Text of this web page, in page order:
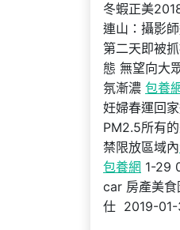
冬蝦正美
連山：攝影
第二天即被
態 無望向大
氛漸濃 包養
妊婦春運回
PM2.5所有
禁限放區域內
包養網 1-29
car 房產美食
仕 2019-01-